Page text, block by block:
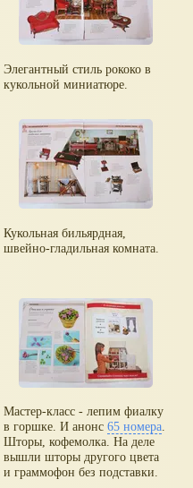
Элегантный стиль рококо в
кукольной миниатюре.
Кукольная бильярдная,
швейно-гладильная комната.
Мастер-класс - лепим фиалку
в горшке. И анонс65 номера.
Шторы, кофемолка. На деле
вышли шторы другого цвета
и граммофон без подставки.